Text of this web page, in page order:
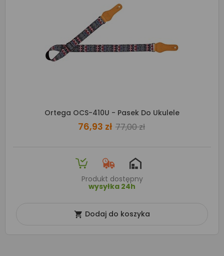
Ortega OCS-410U - Pasek Do Ukulele
76,93 zł 77,00 zł
Produkt dostępny
wysyłka 24h
 Dodaj do koszyka